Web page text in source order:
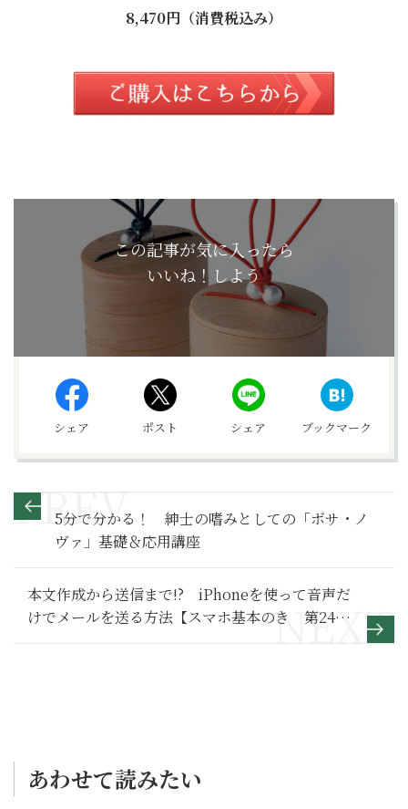
8,470円（消費税込み）
この記事が気に入ったら
いいね！しよう
シェア ポスト シェア ブックマーク
5分で分かる！ 紳士の嗜みとしての「ボサ・ノ
ヴァ」基礎＆応用講座
本文作成から送信まで!? iPhoneを使って音声だ
けでメールを送る方法【スマホ基本のき 第24
回】
あわせて読みたい